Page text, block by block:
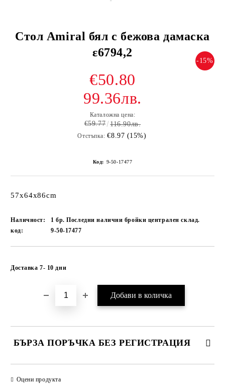
Стол Amiral бял с бежова дамаска
ε6794,2
-15%
€50.80
99.36лв.
Каталожна цена:
€59.77 116.90лв.
Отстъпка: €8.97 (15%)
Код: 9-50-17477
57x64x86cm
Наличност:
1 бр. Последни налични бройки централен склад.
код:
9-50-17477
Доставка 7- 10 дни
БЪРЗА ПОРЪЧКА БЕЗ РЕГИСТРАЦИЯ
Оцени продукта